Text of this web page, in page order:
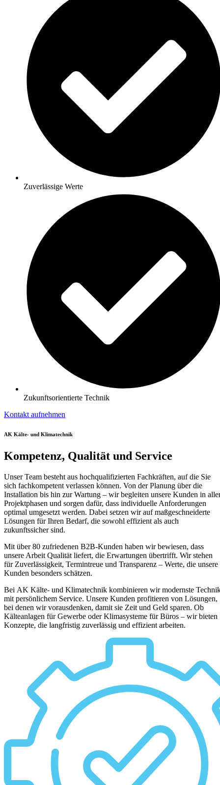
Zuverlässige Werte
Zukunftsorientierte Technik
Kontakt aufnehmen
AK Kälte- und Klimatechnik
Kompetenz, Qualität und Service
Unser Team besteht aus hochqualifizierten Fachkräften, auf die Sie
sich fachkompetent verlassen können. Von der Planung über die
Installation bis hin zur Wartung – wir begleiten unsere Kunden in
Projektphasen und sorgen dafür, dass individuelle Anforderungen
optimal umgesetzt werden. Dabei setzen wir auf maßgeschneiderte
Lösungen für Ihren Bedarf, die sowohl effizient als auch
zukunftssicher sind.
Mit über 80 zufriedenen B2B-Kunden haben wir bewiesen, dass
unsere Arbeit Qualität liefert, die Erwartungen übertrifft. Wir stehen
für Zuverlässigkeit, Termintreue und Transparenz – Werte, die unsere
Kunden besonders schätzen.
Bei AK Kälte- und Klimatechnik kombinieren wir modernste
mit persönlichem Service. Unsere Kunden profitieren von Lösungen,
bei denen wir vorausdenken, damit sie Zeit und Geld sparen. Ob
Kälteanlagen für Gewerbe oder Klimasysteme für Büros – wir bieten
Konzepte, die langfristig zuverlässig und effizient arbeiten.